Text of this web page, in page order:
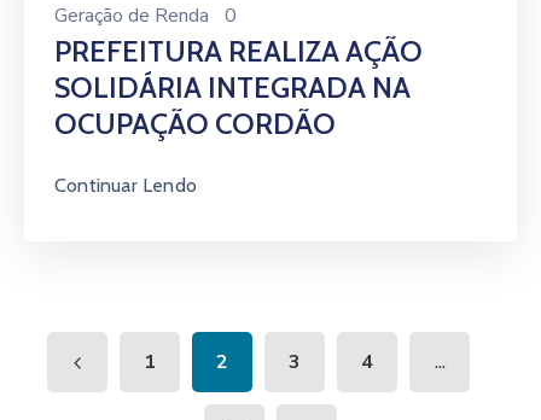
Geração de Renda
0
PREFEITURA REALIZA AÇÃO
SOLIDÁRIA INTEGRADA NA
OCUPAÇÃO CORDÃO
Continuar Lendo
1 2 3 4 ...